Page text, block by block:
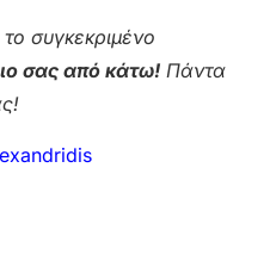
συγκεκριμένο
σας από κάτω! Πάντα